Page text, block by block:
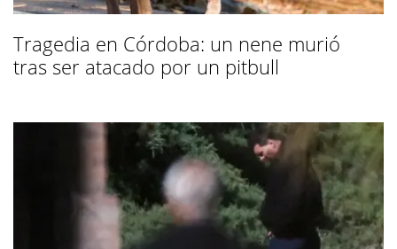
Tragedia en Córdoba: un nene murió
tras ser atacado por un pitbull